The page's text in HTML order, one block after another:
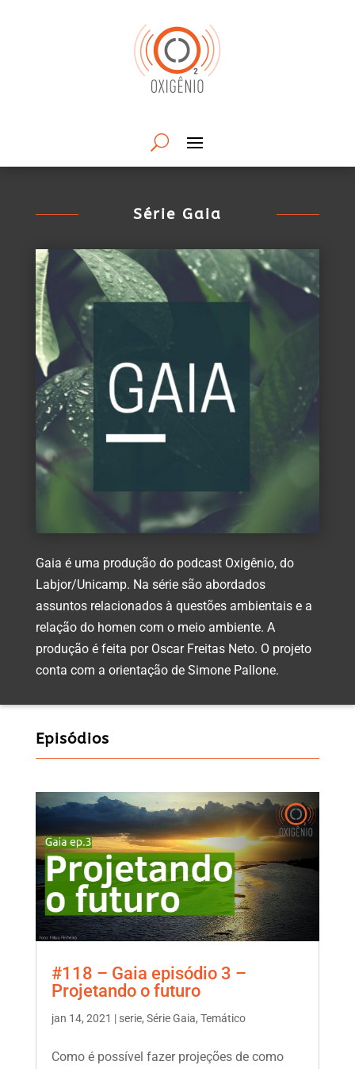
Série Gaia
Gaia é uma produção do podcast Oxigênio, do
Labjor/Unicamp. Na série são abordados
assuntos relacionados à questões ambientais e a
relação do homen com o meio ambiente. A
produção é feita por Oscar Freitas Neto. O projeto
conta com a orientação de Simone Pallone.
Episódios
#118 – Gaia episódio 3 –
Projetando o futuro
jan 14, 2021 | serie, Série Gaia, Temático
Como é possível fazer projeções de como